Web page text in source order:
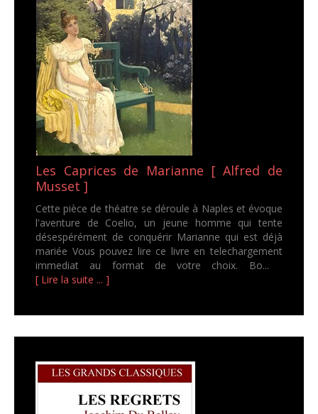
Les Caprices de Marianne [ Alfred de
Musset ]
Cette pièce de théatre se déroule à Naples et évoque
l'aventure de Coelio, un jeune homme qui tente
désespérément de conquérir Marianne qui est déjà
mariée Vous pouvez lire ce livre en telechargement
immediat au format de votre choix. Bo...
[ Lire la suite ... ]